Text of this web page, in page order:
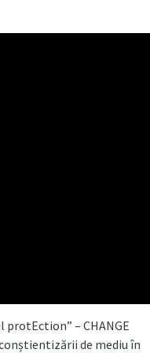
– CHANGE
de mediu în